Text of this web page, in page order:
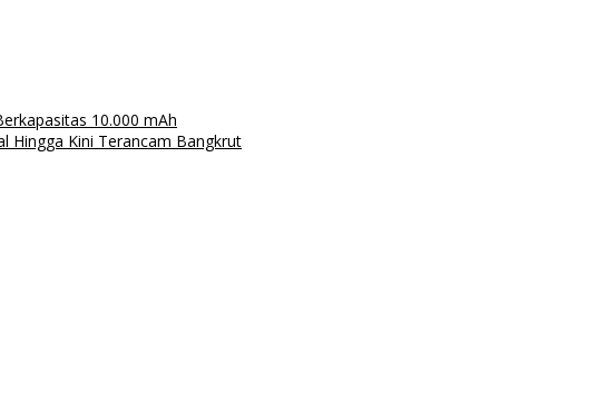
10.000 mAh
Hingga Kini Terancam Bangkrut